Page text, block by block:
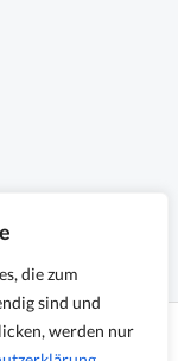
die zum
sind und
werden nur
und